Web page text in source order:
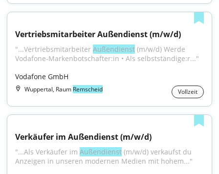
Vertriebsmitarbeiter Außendienst (m/w/d)
"...Vertriebsmitarbeiter Außendienst (m/w/d) Wer­de
Voda­fone-Mar­ken­bot­schaf­ter:in • Als selbst­stän­di­ge:r..."
Vodafone GmbH
Wuppertal, Raum Remscheid Vollzeit
Verkäufer im Außendienst (m/w/d)
"...Als Verkäufer im Außendienst (m/w/d) verkaufst du
Anzeigen in unseren modernen Medien mit hohem..."